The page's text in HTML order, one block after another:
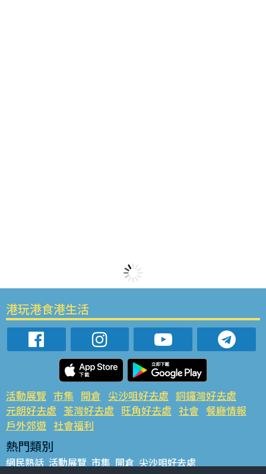
港玩港食港生活
活動展覽 市集 開倉 尖沙咀好去處 銅鑼灣好去處
元朗好去處 荃灣好去處 旺角好去處 社會 餐廳情報
戶外郊遊 社會福利
熱門類別
網民熱話 活動展覽 市集 開倉 尖沙咀好去處